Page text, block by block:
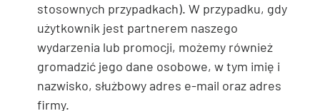
stosownych przypadkach). W przypadku, gdy
użytkownik jest partnerem naszego
wydarzenia lub promocji, możemy również
gromadzić jego dane osobowe, w tym imię i
nazwisko, służbowy adres e-mail oraz adres
firmy.